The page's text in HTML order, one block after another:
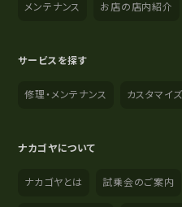
メンテナンス お店の店内紹介
サービスを探す
修理・メンテナンス カスタマイズ
ナカゴヤについて
ナカゴヤとは 試乗会のご案内